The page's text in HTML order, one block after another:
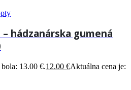
– hádzanárska gumená
13.00 €.12.00 €Aktuálna cena je: